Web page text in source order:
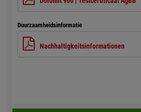
Duurzaamheidsinformatie
Nachhaltigkeitsinformationen